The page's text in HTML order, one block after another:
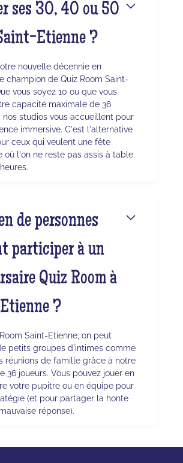
ses 30, 40 ou 50
Etienne ?
nouvelle décennie en
champion de Quiz Room Saint-
vous soyez 10 ou que vous
capacité maximale de 36
nos studios vous accueillent pour
immersive. C'est l'alternative
ceux qui veulent une fête
où l'on ne reste pas assis à table
de personnes
participer à un
Quiz Room à
?
Saint-Etienne, on peut
petits groupes d'intimes comme
réunions de famille grâce à notre
36 joueurs. Vous pouvez jouer en
votre pupitre ou en équipe pour
(et pour partager la honte
réponse).